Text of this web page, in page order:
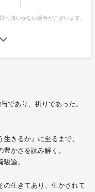
り扱いがない場合がございます。
であり、祈りであった。
生きるか』に至るまで、
かさを読み解く。
論。
の生きてあり、生かされて